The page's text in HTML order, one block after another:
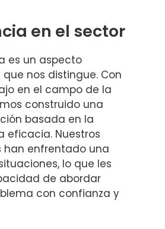
en el sector
es un aspecto
nos distingue. Con
en el campo de la
construido una
basada en la
eficacia. Nuestros
han enfrentado una
lo que les
de abordar
con confianza y